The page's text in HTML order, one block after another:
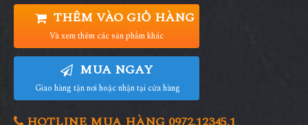
THÊM VÀO GIỎ HÀNG
Và xem thêm các sản phẩm khác
MUA NGAY
Giao hàng tận nơi hoặc nhận tại cửa hàng